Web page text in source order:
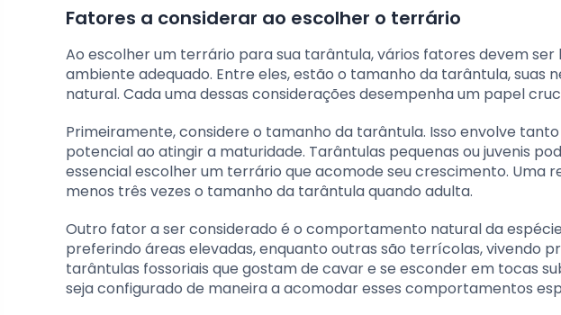
Fatores a considerar ao escolher o terrário
Ao escolher um terrário para sua tarântula, vários fatores devem
ambiente adequado. Entre eles, estão o tamanho da tarântula, suas
natural. Cada uma dessas considerações desempenha um papel
Primeiramente, considere o tamanho da tarântula. Isso envolve
potencial ao atingir a maturidade. Tarântulas pequenas ou juvenis
essencial escolher um terrário que acomode seu crescimento. Uma
menos três vezes o tamanho da tarântula quando adulta.
Outro fator a ser considerado é o comportamento natural da
preferindo áreas elevadas, enquanto outras são terrícolas, vivendo
tarântulas fossoriais que gostam de cavar e se esconder em tocas
seja configurado de maneira a acomodar esses comportamentos